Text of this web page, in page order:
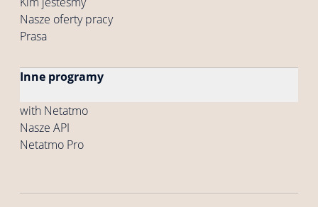
Nasze oferty pracy
Prasa
Inne programy
with Netatmo
Nasze API
Netatmo Pro